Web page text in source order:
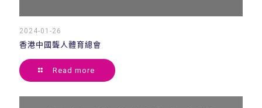
2024-01-26
香港中國聾人體育總會
Read more